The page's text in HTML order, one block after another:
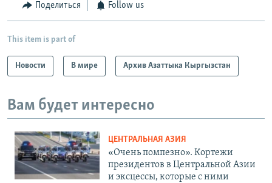
Поделиться Follow us
This item is part of
Новости В мире Архив Азаттыка Кыргызстан
Вам будет интересно
ЦЕНТРАЛЬНАЯ АЗИЯ
«Очень помпезно». Кортежи
президентов в Центральной Азии
и эксцессы, которые с ними